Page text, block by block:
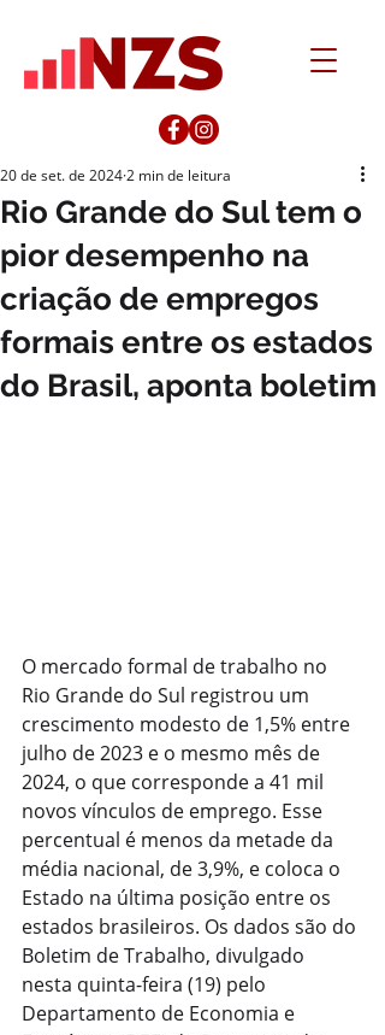
Rio Grande do Sul tem o
pior desempenho na
criação de empregos
formais entre os estados
do Brasil, aponta boletim
20 de set. de 20242 min de leitura
O mercado formal de trabalho no
Rio Grande do Sul registrou um
crescimento modesto de 1,5% entre
julho de 2023 e o mesmo mês de
2024, o que corresponde a 41 mil
novos vínculos de emprego. Esse
percentual é menos da metade da
média nacional, de 3,9%, e coloca o
Estado na última posição entre os
estados brasileiros. Os dados são do
Boletim de Trabalho, divulgado
nesta quinta-feira (19) pelo
Departamento de Economia e